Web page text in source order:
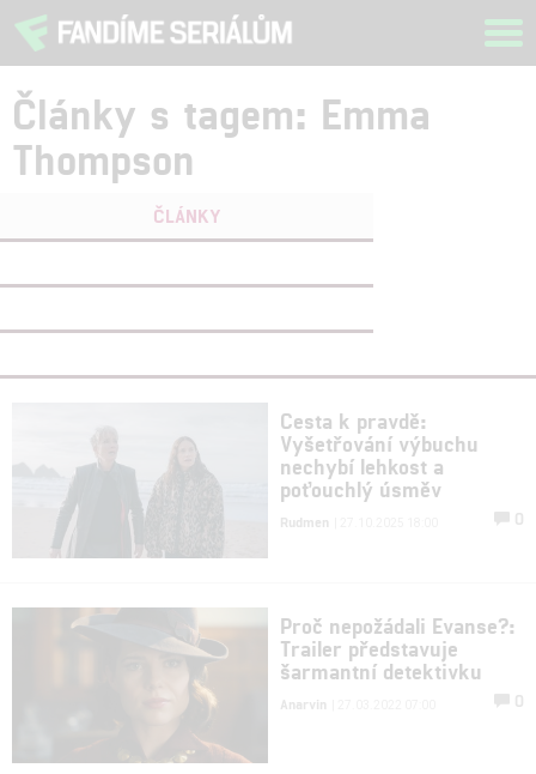
Články s tagem: Emma
Thompson
ČLÁNKY
Cesta k pravdě:
Vyšetřování výbuchu
nechybí lehkost a
poťouchlý úsměv
Rudmen 0
Proč nepožádali Evanse?:
Trailer představuje
šarmantní detektivku
Anarvin 0